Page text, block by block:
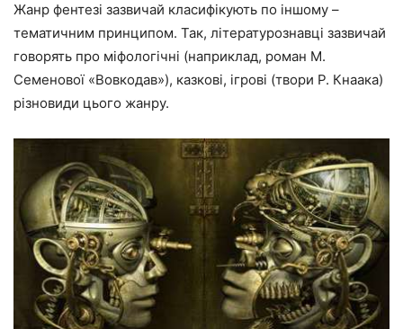
Жанр фентезі зазвичай класифікують по іншому –
тематичним принципом. Так, літературознавці зазвичай
говорять про міфологічні (наприклад, роман М.
Семенової «Вовкодав»), казкові, ігрові (твори Р. Кнаака)
різновиди цього жанру.